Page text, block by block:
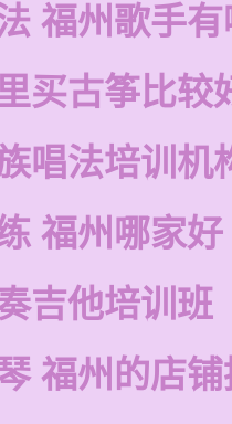
福州歌手
买古筝比较
唱法培训机
福州哪家好
吉他培训班
福州的店